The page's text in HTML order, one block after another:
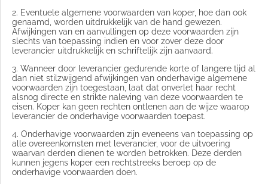
2. Eventuele algemene voorwaarden van koper, hoe dan ook
genaamd, worden uitdrukkelijk van de hand gewezen.
Afwijkingen van en aanvullingen op deze voorwaarden zijn
slechts van toepassing indien en voor zover deze door
leverancier uitdrukkelijk en schriftelijk zijn aanvaard.
3. Wanneer door leverancier gedurende korte of langere tijd al
dan niet stilzwijgend afwijkingen van onderhavige algemene
voorwaarden zijn toegestaan, laat dat onverlet haar recht
alsnog directe en strikte naleving van deze voorwaarden te
eisen. Koper kan geen rechten ontlenen aan de wijze waarop
leverancier de onderhavige voorwaarden toepast.
4. Onderhavige voorwaarden zijn eveneens van toepassing op
alle overeenkomsten met leverancier, voor de uitvoering
waarvan derden dienen te worden betrokken. Deze derden
kunnen jegens koper een rechtstreeks beroep op de
onderhavige voorwaarden doen.